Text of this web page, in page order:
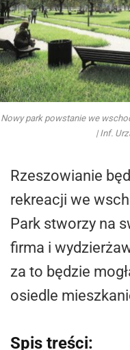
Nowy park powstanie we
| Inf.
Rzeszowianie
rekreacji we
Park stworzy na
firma i
za to będzie
osiedle
Spis treści: